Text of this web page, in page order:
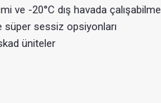
ve -20°C dış havada çalışabilme
sessiz opsiyonları
üniteler